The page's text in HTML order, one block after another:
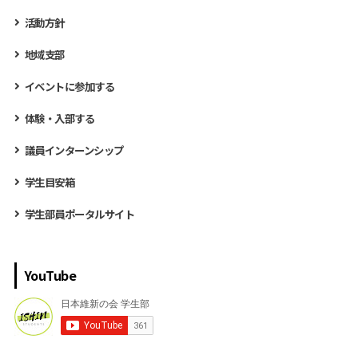
活動方針
地域支部
イベントに参加する
体験・入部する
議員インターンシップ
学生目安箱
学生部員ポータルサイト
YouTube